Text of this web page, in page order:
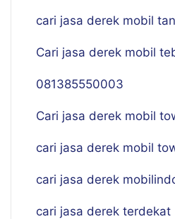
cari jasa derek mobil
Cari jasa derek mobil
081385550003
Cari jasa derek mobil
cari jasa derek mobil
cari jasa derek
cari jasa derek terdekat